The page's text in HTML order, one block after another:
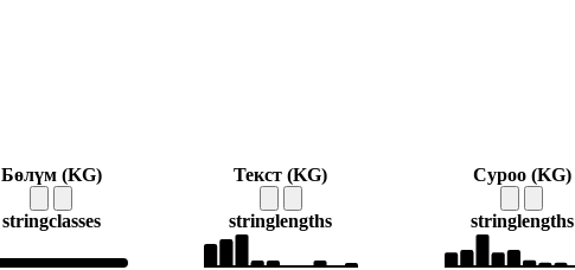
Бөлүм (KG)
stringclasses
Текст (KG)
stringlengths
Суроо (KG)
stringlengths